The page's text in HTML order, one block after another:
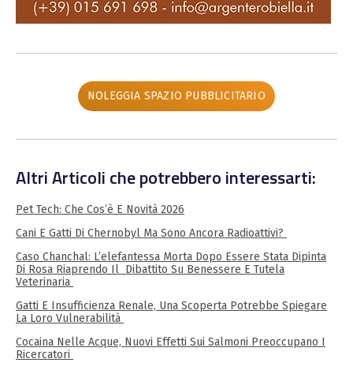
NOLEGGIA SPAZIO PUBBLICITARIO
Altri Articoli che potrebbero interessarti:
Pet Tech: Che Cos’è E Novità 2026
Cani E Gatti Di Chernobyl Ma Sono Ancora Radioattivi?
Caso Chanchal: L’elefantessa Morta Dopo Essere Stata Dipinta
Di Rosa Riaprendo Il Dibattito Su Benessere E Tutela
Veterinaria
Gatti E Insufficienza Renale, Una Scoperta Potrebbe Spiegare
La Loro Vulnerabilità
Cocaina Nelle Acque, Nuovi Effetti Sui Salmoni Preoccupano I
Ricercatori